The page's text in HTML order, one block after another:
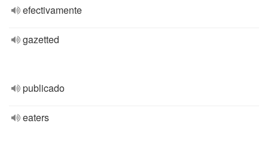
efectivamente
gazetted
publicado
eaters